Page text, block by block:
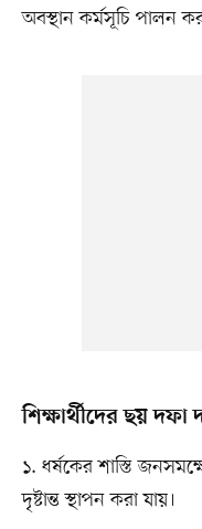
অবস্থান কর্মসূচি পালন
শিক্ষার্থীদের ছয়
১. ধর্ষকের শাস্তি
দৃষ্টান্ত স্থাপন করা যায়।